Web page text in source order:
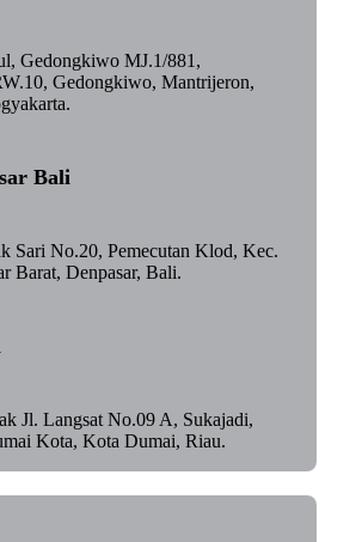
Gedongkiwo MJ.1/881,
Gedongkiwo, Mantrijeron,
Bali
Sari No.20, Pemecutan Klod, Kec.
Barat, Denpasar, Bali.
Jl. Langsat No.09 A, Sukajadi,
Kota, Kota Dumai, Riau.